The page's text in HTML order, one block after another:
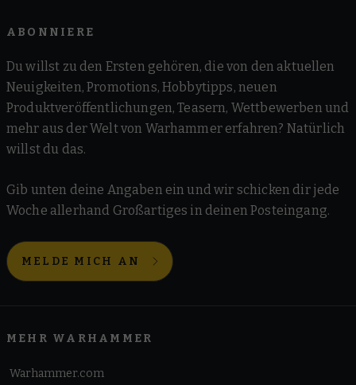
ABONNIERE
Du willst zu den Ersten gehören, die von den aktuellen
Neuigkeiten, Promotions, Hobbytipps, neuen
Produktveröffentlichungen, Teasern, Wettbewerben und
mehr aus der Welt von Warhammer erfahren? Natürlich
willst du das.
Gib unten deine Angaben ein und wir schicken dir jede
Woche allerhand Großartiges in deinen Posteingang.
MELDE MICH AN
MEHR WARHAMMER
Warhammer.com